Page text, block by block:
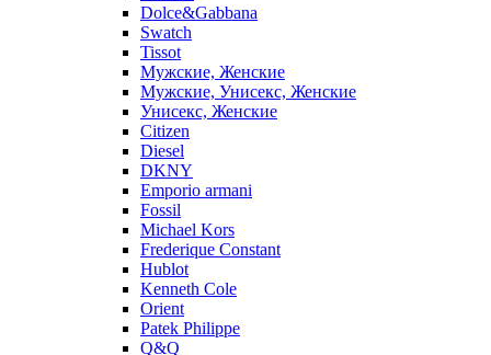
Dolce&Gabbana
Swatch
Tissot
Мужские, Женские
Мужские, Унисекс, Женские
Унисекс, Женские
Citizen
Diesel
DKNY
Emporio armani
Fossil
Michael Kors
Frederique Constant
Hublot
Kenneth Cole
Orient
Patek Philippe
Q&Q